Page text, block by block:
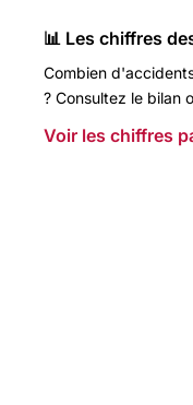
📊 Les chiffres
Combien
? Consultez le bilan
Voir les chiffres